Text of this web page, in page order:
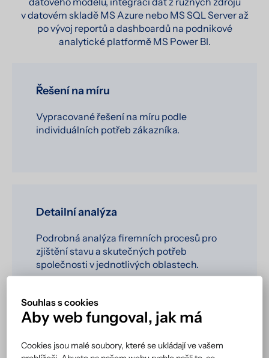
v datovém skladě MS Azure nebo MS SQL Server až
po vývoj reportů a dashboardů na podnikové
analytické platformě MS Power BI.
Řešení na míru
Vypracované řešení na míru podle
individuálních potřeb zákazníka.
Detailní analýza
Podrobná analýza firemních procesů pro
zjištění stavu a skutečných potřeb
společnosti v jednotlivých oblastech.
Spolehlivost
Souhlas s cookies
Aby web fungoval, jak má
Cookies jsou malé soubory, které se ukládají ve vašem